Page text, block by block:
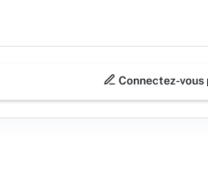
Connectez-vous